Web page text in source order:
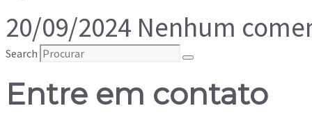
20/09/2024 Nenhum
Search
Entre em contato